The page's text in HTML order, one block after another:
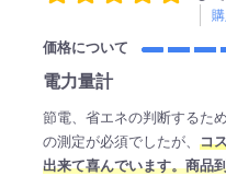
価格について
電力量計
節電、省エネの判断するた
の測定が必須でしたが、 コ
出来て喜んでいます。商品